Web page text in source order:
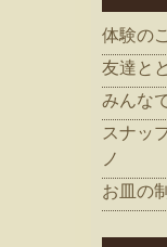
体験の
友達と
みんな
スナッ
ノ
お皿の